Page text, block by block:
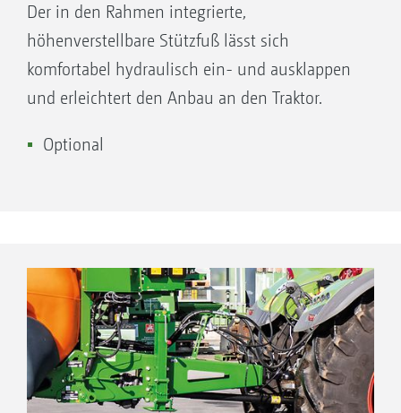
Der in den Rahmen integrierte,
höhenverstellbare Stützfuß lässt sich
komfortabel hydraulisch ein- und ausklappen
und erleichtert den Anbau an den Traktor.
Optional